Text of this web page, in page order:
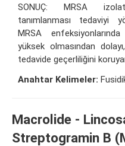
SONUÇ: MRSA
tanımlanması tedaviyi
MRSA
yüksek olmasından
tedavide geçerliliğini
Anahtar Kelimeler:
Macrolide -
Streptogramin B